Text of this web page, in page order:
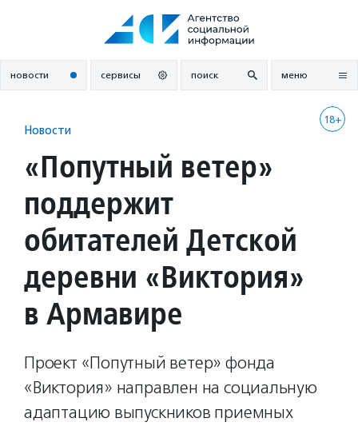
новости сервисы поиск меню
18+
Новости
«Попутный ветер»
поддержит
обитателей Детской
деревни «Виктория»
в Армавире
Проект «Попутный ветер» фонда
«Виктория» направлен на социальную
адаптацию выпускников приемных